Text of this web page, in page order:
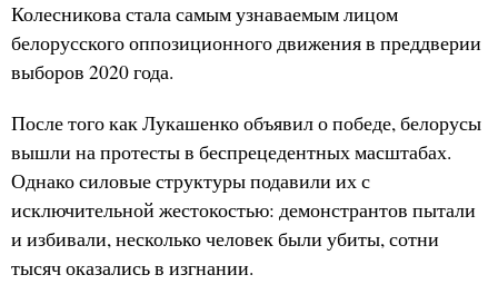
Колесникова стала самым узнаваемым лицом
белорусского оппозиционного движения в преддверии
выборов 2020 года.
После того как Лукашенко объявил о победе, белорусы
вышли на протесты в беспрецедентных масштабах.
Однако силовые структуры подавили их с
исключительной жестокостью: демонстрантов пытали
и избивали, несколько человек были убиты, сотни
тысяч оказались в изгнании.